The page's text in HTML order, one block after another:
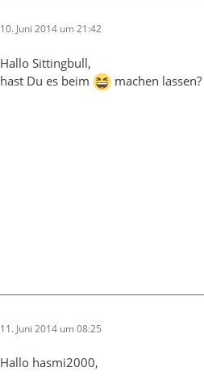
10. Juni 2014 um 21:42
Hallo Sittingbull,
hast Du es beim
machen
11. Juni 2014 um 08:25
Hallo hasmi2000,